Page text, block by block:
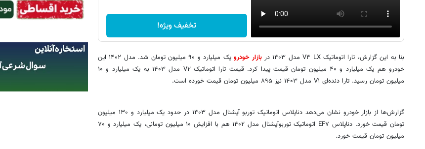
تخفیف ویژه!
بنا به این گزارش، تارا اتوماتیک V۴ LX مدل ۱۴۰۳ در بازار خودرو
یک میلیارد و ۹۰ میلیون تومان شد. مدل ۱۴۰۲ این
خودرو هم یک میلیارد و ۴۰ میلیون تومان قیمت پیدا کرد. قیمت تارا اتوماتیک V۲ مدل ۱۴۰۳ به یک میلیارد و ۱۰
میلیون تومان رسید. تارا دنده‌ای V۱ مدل ۱۴۰۳ نیز ۸۹۵ میلیون تومان قیمت خورده است.
گزارش‌ها از بازار خودرو نشان می‌دهد دناپلاس اتوماتیک توربو آپشنال مدل ۱۴۰۳ در حدود یک میلیارد و ۱۳۰ میلیون
تومان قیمت خورد. دناپلاس EF۷ اتوماتیک توربوآپشنال مدل ۱۴۰۲ هم با افزایش ۱۰ میلیون تومانی، یک میلیارد و ۷۰
میلیون تومان قیمت خورد.